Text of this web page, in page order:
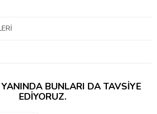
BUNLARI DA TAVSIYE
EDIYORUZ.